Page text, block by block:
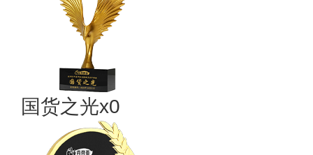
国货之光x0